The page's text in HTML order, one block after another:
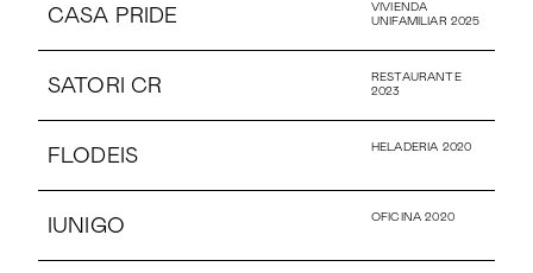
CASA PRIDE
VIVIENDA
UNIFAMILIAR 2025
SATORI CR
RESTAURANTE
2023
FLODEIS HELADERIA 2020
IUNIGO OFICINA 2020